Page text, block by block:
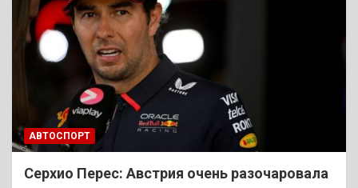
АВТОСПОРТ
Cерхио Перес: Австрия очень разочаровала